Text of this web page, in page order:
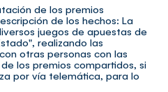
de los premios
de los hechos: La
juegos de apuestas de
realizando las
otras personas con las
los premios compartidos, si
por vía telemática, para lo